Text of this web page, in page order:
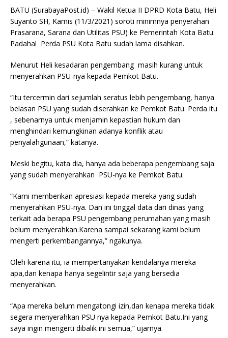
BATU (SurabayaPost.id) – Wakil Ketua II DPRD Kota Batu, Heli
Suyanto SH, Kamis (11/3/2021) soroti minimnya penyerahan
Prasarana, Sarana dan Utilitas PSU) ke Pemerintah Kota Batu.
Padahal Perda PSU Kota Batu sudah lama disahkan.
Menurut Heli kesadaran pengembang masih kurang untuk
menyerahkan PSU-nya kepada Pemkot Batu.
“Itu tercermin dari sejumlah seratus lebih pengembang, hanya
belasan PSU yang sudah diserahkan ke Pemkot Batu. Perda itu
, sebenarnya untuk menjamin kepastian hukum dan
menghindari kemungkinan adanya konflik atau
penyalahgunaan,” katanya.
Meski begitu, kata dia, hanya ada beberapa pengembang saja
yang sudah menyerahkan PSU-nya ke Pemkot Batu.
“Kami memberikan apresiasi kepada mereka yang sudah
menyerahkan PSU-nya. Dan ini tinggal data dari dinas yang
terkait ada berapa PSU pengembang perumahan yang masih
belum menyerahkan.Karena sampai sekarang kami belum
mengerti perkembangannya,” ngakunya.
Oleh karena itu, ia mempertanyakan kendalanya mereka
apa,dan kenapa hanya segelintir saja yang bersedia
menyerahkan.
“Apa mereka belum mengatongi izin,dan kenapa mereka tidak
segera menyerahkan PSU nya kepada Pemkot Batu.Ini yang
saya ingin mengerti dibalik ini semua,” ujarnya.